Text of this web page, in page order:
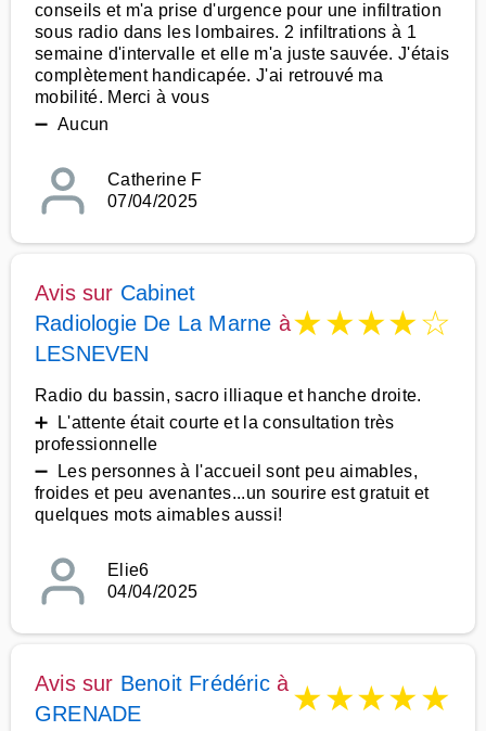
conseils et m'a prise d'urgence pour une infiltration
sous radio dans les lombaires. 2 infiltrations à 1
semaine d'intervalle et elle m'a juste sauvée. J'étais
complètement handicapée. J'ai retrouvé ma
mobilité. Merci à vous
➖ Aucun
Catherine F
07/04/2025
Avis sur Cabinet
Radiologie De La Marne à
LESNEVEN
★★★★☆
Radio du bassin, sacro illiaque et hanche droite.
➕ L'attente était courte et la consultation très
professionnelle
➖ Les personnes à l'accueil sont peu aimables,
froides et peu avenantes...un sourire est gratuit et
quelques mots aimables aussi!
Elie6
04/04/2025
Avis sur Benoit Frédéricà
GRENADE
★★★★★